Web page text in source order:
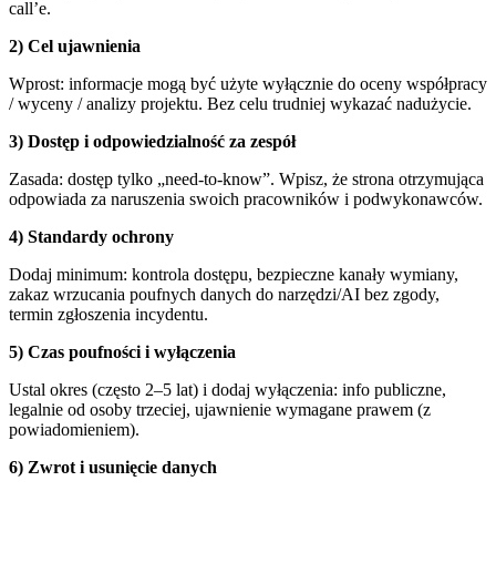
call’e.
2) Cel ujawnienia
Wprost: informacje mogą być użyte wyłącznie do oceny współpracy
/ wyceny / analizy projektu. Bez celu trudniej wykazać nadużycie.
3) Dostęp i odpowiedzialność za zespół
Zasada: dostęp tylko „need-to-know”. Wpisz, że strona otrzymująca
odpowiada za naruszenia swoich pracowników i podwykonawców.
4) Standardy ochrony
Dodaj minimum: kontrola dostępu, bezpieczne kanały wymiany,
zakaz wrzucania poufnych danych do narzędzi/AI bez zgody,
termin zgłoszenia incydentu.
5) Czas poufności i wyłączenia
Ustal okres (często 2–5 lat) i dodaj wyłączenia: info publiczne,
legalnie od osoby trzeciej, ujawnienie wymagane prawem (z
powiadomieniem).
6) Zwrot i usunięcie danych